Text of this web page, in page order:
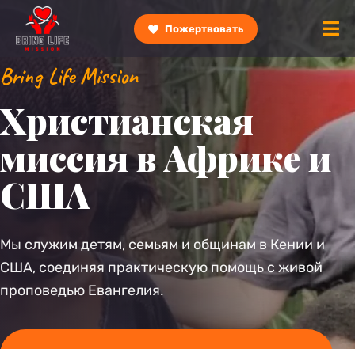
Пожертвовать
Bring Life Mission
Христианская
миссия в Африке и
США
Мы служим детям, семьям и общинам в Кении и
США, соединяя практическую помощь с живой
проповедью Евангелия.